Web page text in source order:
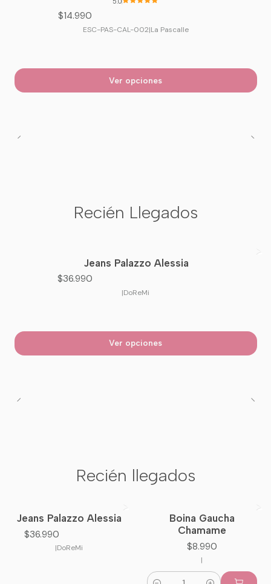
$14.990
ESC-PAS-CAL-002|La Pascalle
Ver opciones
Recién Llegados
Jeans Palazzo Alessia
$36.990
|DoReMi
Ver opciones
Recién llegados
Nuevo
Jeans Palazzo Alessia
$36.990
|DoReMi
NuevoBoina Gaucha
Chamame
$8.990
|